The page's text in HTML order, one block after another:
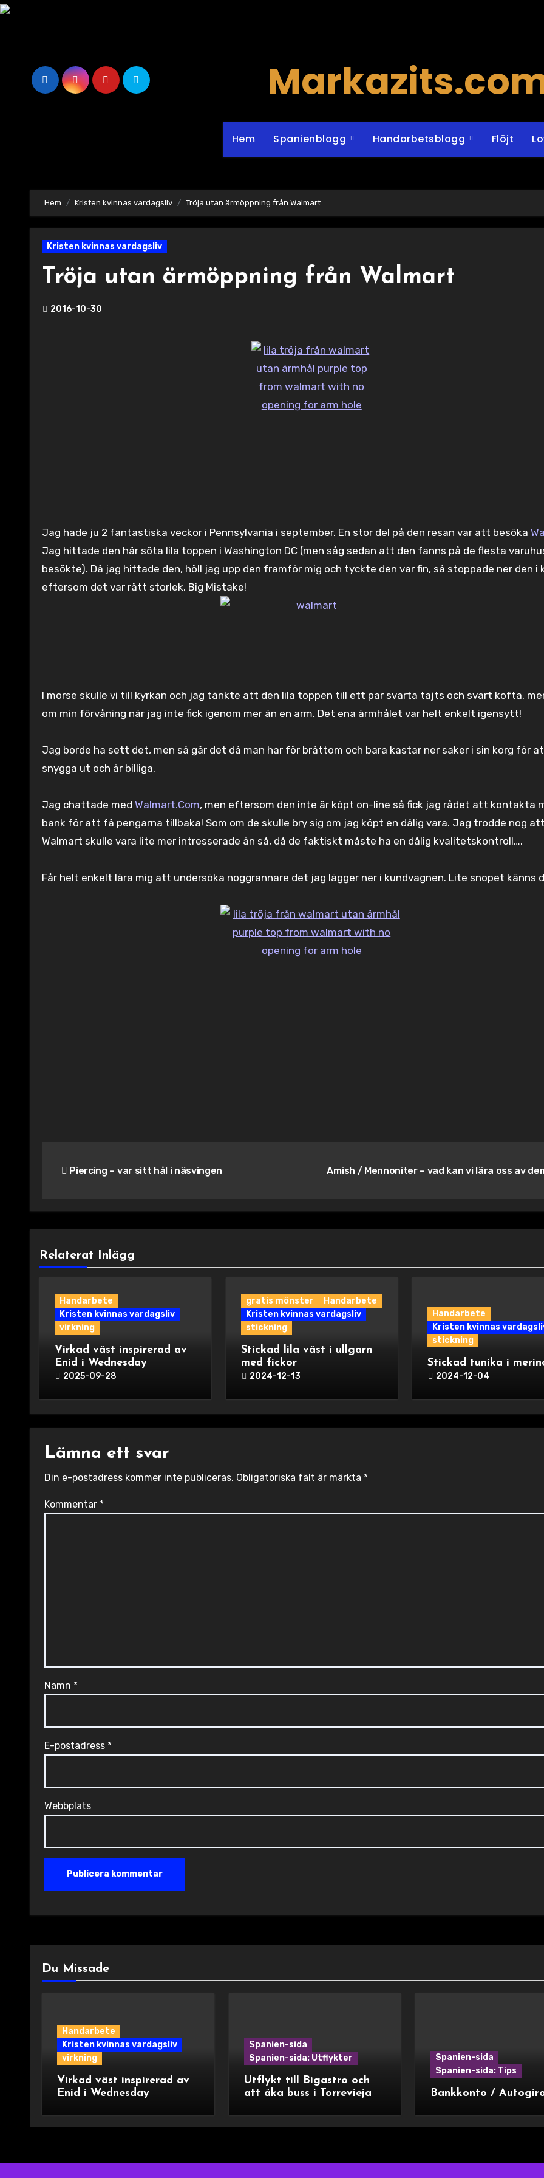
Hoppa
Hem Spanienblogg Handarbetsblogg Flöjt
Hem Kristen kvinnas vardagsliv Tröja utan ärmöppning från Walmart
Kristen kvinnas vardagsliv
Tröja utan ärmöppning från Walmart
2016-10-30
Jag hade ju 2 fantastiska veckor i Pennsylvania i september. En stor del på den resan var att besöka
Jag hittade den här söta lila toppen i Washington DC (men såg sedan att den fanns på de flesta
besökte). Då jag hittade den, höll jag upp den framför mig och tyckte den var fin, så stoppade ner den i
eftersom det var rätt storlek. Big Mistake!
I morse skulle vi till kyrkan och jag tänkte att den lila toppen till ett par svarta tajts och svart kofta,
om min förvåning när jag inte fick igenom mer än en arm. Det ena ärmhålet var helt enkelt igensytt!
Jag borde ha sett det, men så går det då man har för bråttom och bara kastar ner saker i sin korg för
snygga ut och är billiga.
Jag chattade med Walmart.Com, men eftersom den inte är köpt on-line så fick jag rådet att kontakta
bank för att få pengarna tillbaka! Som om de skulle bry sig om jag köpt en dålig vara. Jag trodde nog
Walmart skulle vara lite mer intresserade än så, då de faktiskt måste ha en dålig kvalitetskontroll….
Får helt enkelt lära mig att undersöka noggrannare det jag lägger ner i kundvagnen. Lite snopet känns
Piercing – var sitt hål i näsvingen Amish / Mennoniter – vad kan vi lära oss av
Relaterat Inlägg
Handarbete
Kristen kvinnas vardagsliv
virkning
Virkad väst inspirerad av
Enid i Wednesday
2025-09-28
gratis mönster
Handarbete
Kristen kvinnas vardagsliv
stickning
Stickad lila väst i ullgarn
med fickor
2024-12-13
Handarbete
Kristen kvinnas
stickning
Stickad tunika i
2024-12-04
Lämna ett svar
Din e-postadress kommer inte publiceras. Obligatoriska fält är märkta *
Kommentar *
Namn *
E-postadress *
Webbplats
Du Missade
Handarbete
Kristen kvinnas vardagsliv
virkning
Virkad väst inspirerad av
Enid i Wednesday
Spanien-sida
Spanien-sida: Utflykter
Utflykt till Bigastro och
att åka buss i Torrevieja
Spanien-sida
Spanien-sida: Tips
Bankkonto /